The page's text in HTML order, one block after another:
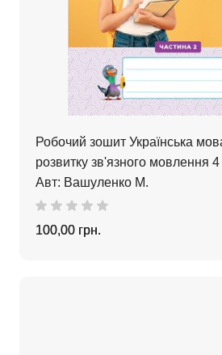
Робочий зошит Українська
розвитку зв'язного мовлення
Авт: Вашуленко М.
100,00 грн.